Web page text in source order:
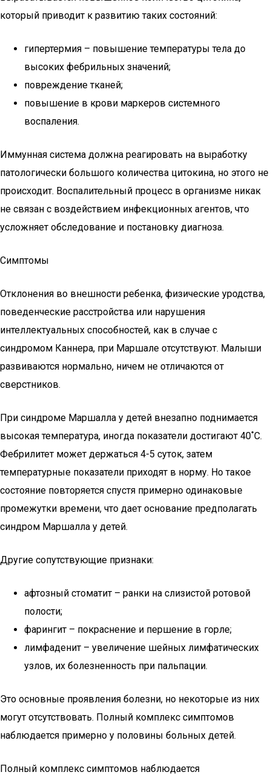
который приводит к развитию таких состояний:
гипертермия – повышение температуры тела до
высоких фебрильных значений;
повреждение тканей;
повышение в крови маркеров системного
воспаления.
Иммунная система должна реагировать на выработку
патологически большого количества цитокина, но этого не
происходит. Воспалительный процесс в организме никак
не связан с воздействием инфекционных агентов, что
усложняет обследование и постановку диагноза.
Симптомы
Отклонения во внешности ребенка, физические уродства,
поведенческие расстройства или нарушения
интеллектуальных способностей, как в случае с
синдромом Каннера, при Маршале отсутствуют. Малыши
развиваются нормально, ничем не отличаются от
сверстников.
При синдроме Маршалла у детей внезапно поднимается
высокая температура, иногда показатели достигают 40˚С.
Фебрилитет может держаться 4-5 суток, затем
температурные показатели приходят в норму. Но такое
состояние повторяется спустя примерно одинаковые
промежутки времени, что дает основание предполагать
синдром Маршалла у детей.
Другие сопутствующие признаки:
афтозный стоматит – ранки на слизистой ротовой
полости;
фарингит – покраснение и першение в горле;
лимфаденит – увеличение шейных лимфатических
узлов, их болезненность при пальпации.
Это основные проявления болезни, но некоторые из них
могут отсутствовать. Полный комплекс симптомов
наблюдается примерно у половины больных детей.
Полный комплекс симптомов наблюдается